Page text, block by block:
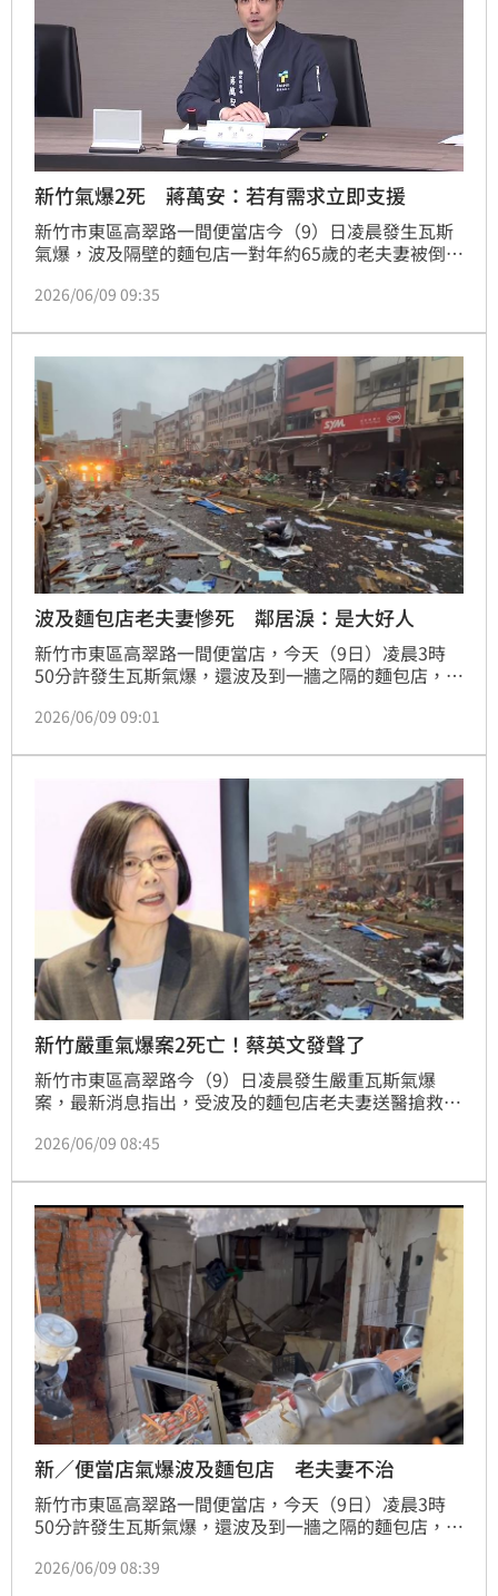
新竹氣爆2死 蔣萬安：若有需求立即支援
新竹市東區高翠路一間便當店今（9）日凌晨發生瓦斯
氣爆，波及隔壁的麵包店一對年約65歲的老夫妻被倒塌
日表示，非常痛心與不捨，他今早和新竹市長高虹安通
市有需求，不論是人力或機具，台北市都會立即投入支
援。
2026/06/09 09:35
波及麵包店老夫妻慘死 鄰居淚：是大好人
新竹市東區高翠路一間便當店，今天（9日）凌晨3時
50分許發生瓦斯氣爆，還波及到一牆之隔的麵包店，一
有生命跡象。附近鄰居紅著眼眶表示，老夫妻感情很
生無常」。
2026/06/09 09:01
新竹嚴重氣爆案2死亡！蔡英文發聲了
新竹市東區高翠路今（9）日凌晨發生嚴重瓦斯氣爆
案，最新消息指出，受波及的麵包店老夫妻送醫搶救不
在第一時間在臉書發聲，除了表達沉痛與不捨，也點名
竹祈福。
2026/06/09 08:45
新／便當店氣爆波及麵包店 老夫妻不治
新竹市東區高翠路一間便當店，今天（9日）凌晨3時
50分許發生瓦斯氣爆，還波及到一牆之隔的麵包店，一
有生命跡象，送醫後宣告不治。
2026/06/09 08:39